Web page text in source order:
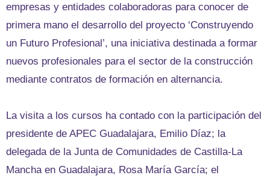
empresas y entidades colaboradoras para conocer de
primera mano el desarrollo del proyecto ‘Construyendo
un Futuro Profesional’, una iniciativa destinada a formar
nuevos profesionales para el sector de la construcción
mediante contratos de formación en alternancia.
La visita a los cursos ha contado con la participación del
presidente de APEC Guadalajara, Emilio Díaz; la
delegada de la Junta de Comunidades de Castilla-La
Mancha en Guadalajara, Rosa María García; el